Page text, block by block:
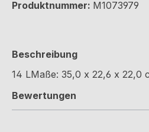
Produktnummer: M1073979
Beschreibung
14 LMaße: 35,0 x 22,6 x 22,0
Bewertungen